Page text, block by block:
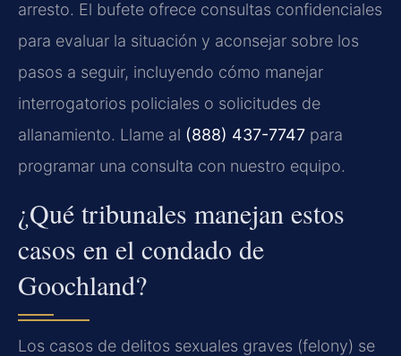
arresto. El bufete ofrece consultas confidenciales
para evaluar la situación y aconsejar sobre los
pasos a seguir, incluyendo cómo manejar
interrogatorios policiales o solicitudes de
allanamiento. Llame al (888) 437-7747 para
programar una consulta con nuestro equipo.
¿Qué tribunales manejan estos
casos en el condado de
Goochland?
Los casos de delitos sexuales graves (felony) se